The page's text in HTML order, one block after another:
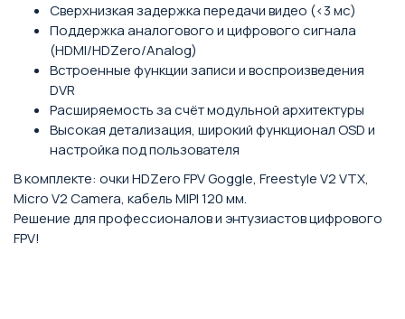
Сверхнизкая задержка передачи видео (<3 мс)
Поддержка аналогового и цифрового сигнала
(HDMI/HDZero/Analog)
Встроенные функции записи и воспроизведения
DVR
Расширяемость за счёт модульной архитектуры
Высокая детализация, широкий функционал OSD и
настройка под пользователя
В комплекте: очки HDZero FPV Goggle, Freestyle V2 VTX,
Micro V2 Camera, кабель MIPI 120 мм.
Решение для профессионалов и энтузиастов цифрового
FPV!